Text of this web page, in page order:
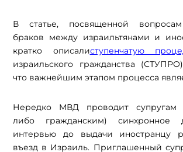
В статье, посвященной
браков между израильтянами и
кратко описалиступенчатую
израильского гражданства
что важнейшим этапом процесса
Нередко МВД проводит супругам
либо гражданским) синхронное
интервью до выдачи иностранцу
въезд в Израиль. Приглашенный